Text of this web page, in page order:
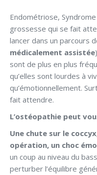
Endométriose,
grossesse qui se fait
lancer dans un parcours
médicalement assistée
sont de plus en plus
qu’elles sont lourdes à
qu’émotionnellement.
fait attendre.
L’ostéopathie peut
Une chute sur le
opération, un choc
un coup au niveau du
perturber l’équilibre